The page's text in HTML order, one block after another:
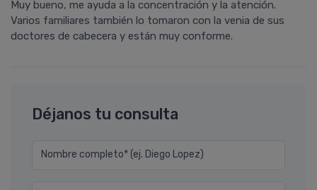
Muy bueno, me ayuda a la concentración y la atención.
Varios familiares también lo tomaron con la venia de sus
doctores de cabecera y están muy conforme.
Déjanos tu consulta
Nombre completo* (ej. Diego Lopez)